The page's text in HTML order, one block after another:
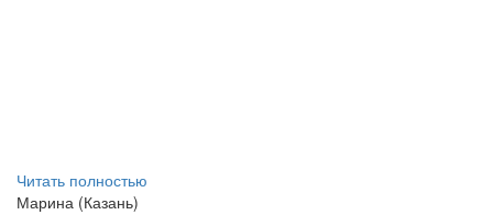
Читать полностью
Марина (Казань)